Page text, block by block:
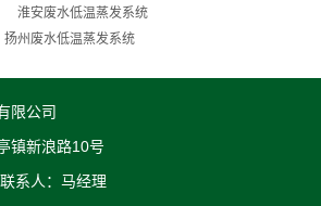
淮安废水低温蒸发系统
扬州废水低温蒸发系统
限公司
镇新浪路10号
系人：马经理